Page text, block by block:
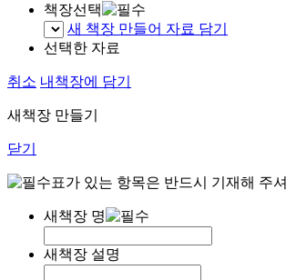
책장선택
새 책장 만들어 자료 담기
선택한 자료
취소 내책장에 담기
새책장 만들기
닫기
표가 있는 항목은 반드시 기재해 주
새책장 명
새책장 설명